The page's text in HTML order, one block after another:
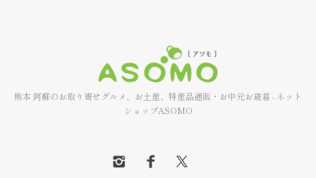
熊本 阿蘇のお取り寄せグルメ、お土産、特産品通販・お中元お歳暮 - ネット
ショップASOMO